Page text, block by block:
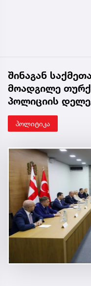
შინაგან
მოადგილე
პოლიციის
პოლიტიკა